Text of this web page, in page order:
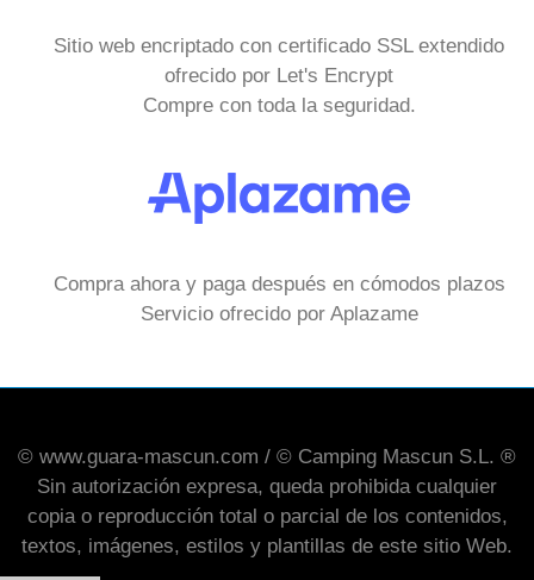
Sitio web encriptado con certificado SSL extendido
ofrecido por Let's Encrypt
Compre con toda la seguridad.
Compra ahora y paga después en cómodos plazos
Servicio ofrecido por Aplazame
© www.guara-mascun.com / © Camping Mascun S.L. ®
Sin autorización expresa, queda prohibida cualquier
copia o reproducción total o parcial de los contenidos,
textos, imágenes, estilos y plantillas de este sitio Web.